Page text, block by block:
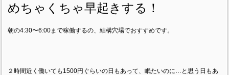
めちゃくちゃ早起きする！
朝の4:30〜6:00まで稼働するの、結構穴場でおすすめです。
２時間近く働いても1500円ぐらいの日もあって、眠たいのに…と思う日もあ